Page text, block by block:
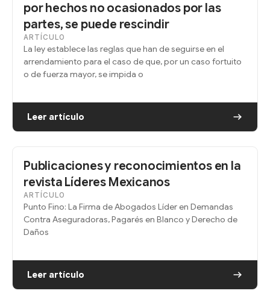
por hechos no ocasionados por las
partes, se puede rescindir
ARTÍCULO
La ley establece las reglas que han de seguirse en el
arrendamiento para el caso de que, por un caso fortuito
o de fuerza mayor, se impida o
Leer artículo
Publicaciones y reconocimientos en la
revista Líderes Mexicanos
ARTÍCULO
Punto Fino: La Firma de Abogados Líder en Demandas
Contra Aseguradoras, Pagarés en Blanco y Derecho de
Daños
Leer artículo